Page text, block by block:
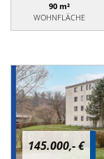
90 m²
WOHNFLÄCHE
145.000,- €